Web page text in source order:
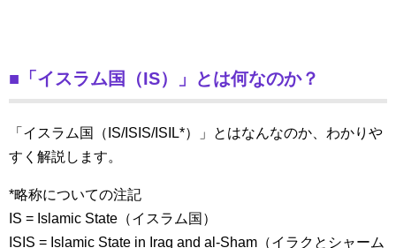
■「イスラム国（IS）」とは何なのか？
「イスラム国（IS/ISIS/ISIL*）」とはなんなのか、わかりや
すく解説します。
*略称についての注記
IS = Islamic State（イスラム国）
ISIS = Islamic State in Iraq and al-Sham（イラクとシャーム